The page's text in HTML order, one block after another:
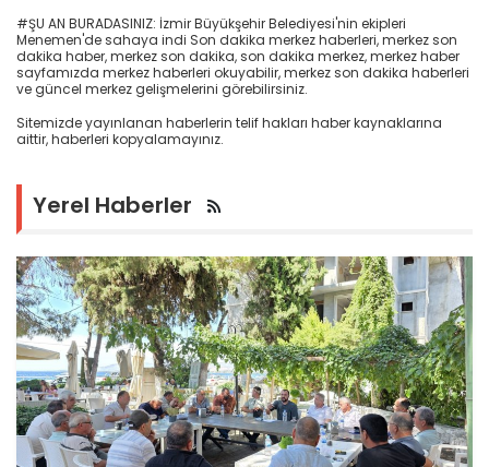
#ŞU AN BURADASINIZ: İzmir Büyükşehir Belediyesi'nin ekipleri
Menemen'de sahaya indi Son dakika merkez haberleri, merkez son
dakika haber, merkez son dakika, son dakika merkez, merkez haber
sayfamızda merkez haberleri okuyabilir, merkez son dakika haberleri
ve güncel merkez gelişmelerini görebilirsiniz.
Sitemizde yayınlanan haberlerin telif hakları haber kaynaklarına
aittir, haberleri kopyalamayınız.
Yerel Haberler